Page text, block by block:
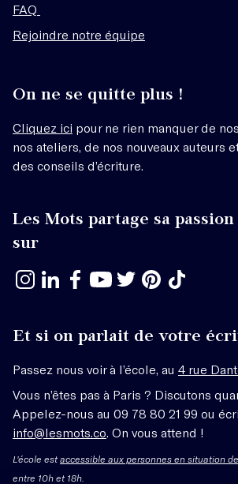
FAQ
Rejoindre notre équipe
On ne se quitte plus !
Cliquez ici pour ne rien manquer de
nos ateliers, de nos nouveaux auteurs
des conseils d’écriture.
Les Mots partage sa
sur
Et si on parlait de votre
Passez nous voir à l’école, au 4 rue
Vous n’êtes pas à Paris ? Discutons
Appelez-nous au 09 78 80 21 99 ou
info@lesmots.co . On vous attend !
L'école estaccessible aux personnes en situation
entre 10h et 18h.